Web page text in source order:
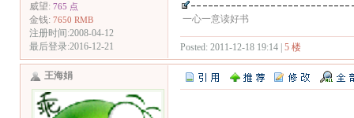
威望: 765 点
金钱: 7650 RMB
注册时间:2008-04-12
最后登录:2016-12-21
一心一意读好书
Posted: 2011-12-18 19:14 | 5 楼
王海娟